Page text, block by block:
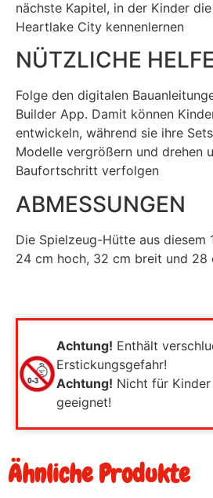
nächste Kapitel, in der Kinder
Heartlake City kennenlernen
NÜTZLICHE
Folge den digitalen
Builder App. Damit können
entwickeln, während sie ihre
Modelle vergrößern und drehen
Baufortschritt verfolgen
ABMESSUNGEN
Die Spielzeug-Hütte aus diesem
24 cm hoch, 32 cm breit und 28
Achtung! Enthält
Erstickungsgefahr!
Achtung! Nicht für
geeignet!
Ähnliche Produkte